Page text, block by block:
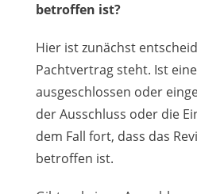
betroffen ist?
Hier ist zunächst
Pachtvertrag steht. Ist
ausgeschlossen oder
der Ausschluss oder die
dem Fall fort, dass das
betroffen ist.